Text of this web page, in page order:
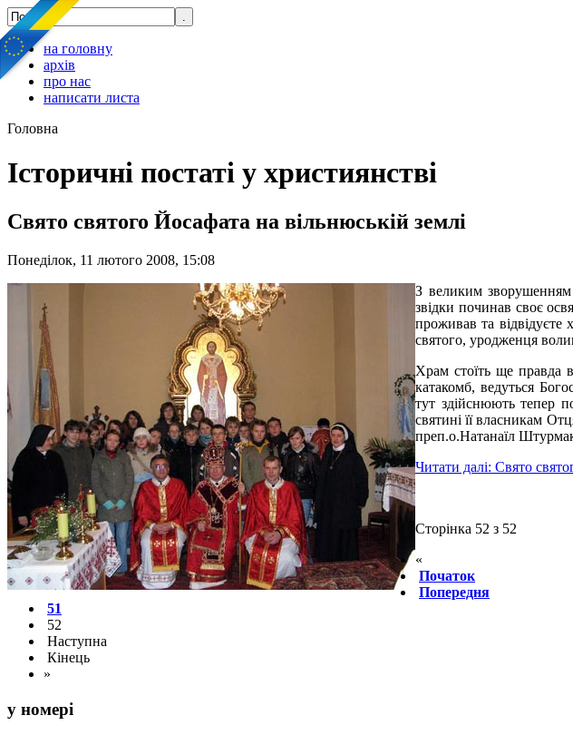
на головну
архів
про нас
написати листа
Головна
Історичні постаті у християнстві
Свято святого Йосафата на вільнюській землі
Понеділок, 11 лютого 2008, 15:08
З великим зворушенням
звідки починав своє
проживав та
святого, уродженця
Храм стоїть ще правда
катакомб, ведуться
тут здійснюють тепер
святині її власникам
преп.о.Натанаїл
Читати далі: Свято
Сторінка 52 з 52
«
Початок
Попередня
51
52
Наступна
Кінець
»
у номері